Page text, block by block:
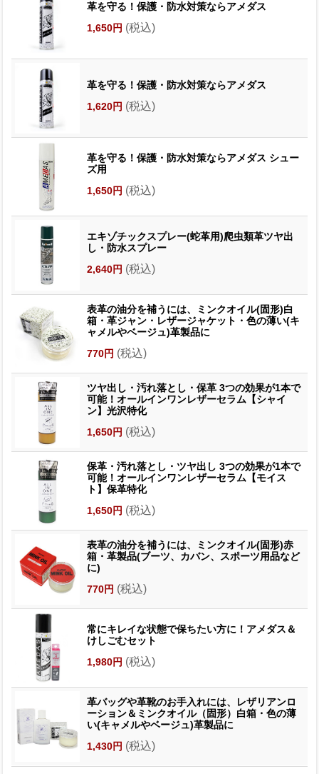
革を守る！保護・防水対策ならアメダス
1,650円 (税込)
革を守る！保護・防水対策ならアメダス
1,620円 (税込)
革を守る！保護・防水対策ならアメダス シュー
ズ用
1,650円 (税込)
エキゾチックスプレー(蛇革用)爬虫類革ツヤ出
し・防水スプレー
2,640円 (税込)
表革の油分を補うには、ミンクオイル(固形)白
箱・革ジャン・レザージャケット・色の薄い(キ
ャメルやベージュ)革製品に
770円 (税込)
ツヤ出し・汚れ落とし・保革 3つの効果が1本で
可能！オールインワンレザーセラム【シャイ
ン】光沢特化
1,650円 (税込)
保革・汚れ落とし・ツヤ出し 3つの効果が1本で
可能！オールインワンレザーセラム【モイス
ト】保革特化
1,650円 (税込)
表革の油分を補うには、ミンクオイル(固形)赤
箱・革製品(ブーツ、カバン、スポーツ用品など
に)
770円 (税込)
常にキレイな状態で保ちたい方に！アメダス＆
けしごむセット
1,980円 (税込)
革バッグや革靴のお手入れには、レザリアンロ
ーション＆ミンクオイル（固形）白箱・色の薄
い(キャメルやベージュ)革製品に
1,430円 (税込)